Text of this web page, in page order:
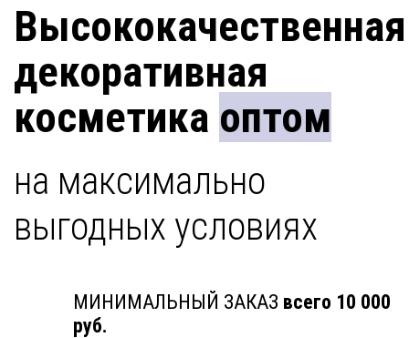
Высококачественная
декоративная
косметика оптом
на максимально
выгодных условиях
МИНИМАЛЬНЫЙ ЗАКАЗ всего 10 000
руб.